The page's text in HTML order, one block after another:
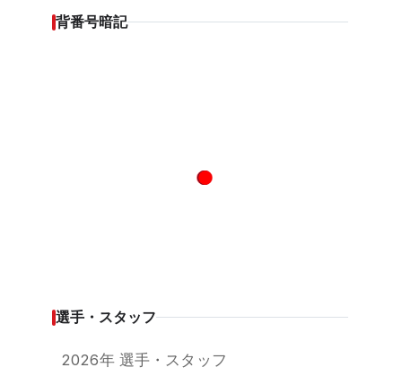
背番号暗記
選手・スタッフ
2026年 選手・スタッフ